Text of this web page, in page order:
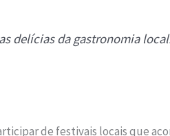
delícias da gastronomia
de festivais locais que